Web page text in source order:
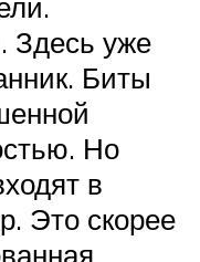
Здесь уже
Биты
Но
в
Это скорее